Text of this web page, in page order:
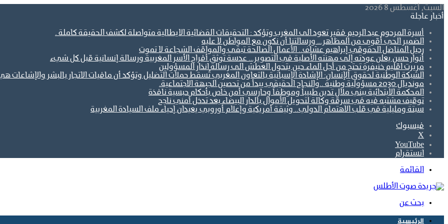
السبت, أغسطس 8 2026
أخبار عاجلة
أسرة المرحوم عبد الرحيم فقير تعود الى المغرب وتؤكد : التحقيقات القضائية الايطالية متواصلة لكشف الحقيقة كاملة .
الضمير الحي أقوى من المظاهر… ورسالتنا أن نكون مع المواطن لا عليه
رحيل المناضل الحقوقي إبراهيم عشاف.. الأعمال الصالحة تبقى والمواقف الشجاعة لا تموت
أنوار حسن يعلن عودته إلى مهنته الأصلية في التصوير… عدسة توثق أفراح الأسر المغربية ورسالة إنسانية قبل كل شيء
مريرت اقليم خنيفرة تحتج من أجل الماء.حين يتحول العطش الى رسالة انذار المسؤولين
الشبكة الوطنية لحقوق الإنسان: الإشادة الإسبانية بالتعاون المغربي تُسقط حملات التضليل وتؤكد أن مافيات الاتجار بالبشر
مونديال 2030 مسؤولية وطنية ..والنجاح الحقيقي يبدأ من تحصين الجبهة الاجتماعية.
المحكمة الابتدائية ببني ملال تدين طبيباً وموظفاً وحارسي أمن خاص بأحكام حبسية نافذة
توقيف مشتبه فيه في سرقة وكالة لتحويل الأموال بالدار البيضاء بعد تدخل أمني ناجح
سبتة ومليلية في قلب الاهتمام الدولي.. وثيقة أمريكية وإعلام أوروبي يعيدان إحياء ملف السيادة المغربية
فيسبوك
‫X
‫YouTube
انستقرام
القائمة
بحث عن
الرئيسية